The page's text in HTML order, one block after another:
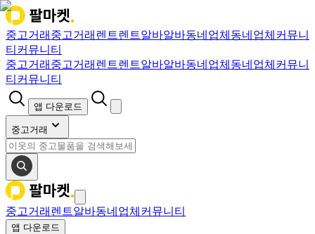
중고거래 중고거래 렌트렌트알바알바동네업체 동네업체 커뮤니
티 커뮤니티
중고거래 중고거래 렌트렌트알바알바동네업체 동네업체 커뮤니
티 커뮤니티
앱 다운로드
중고거래
중고거래 렌트알바동네업체 커뮤니티
앱 다운로드